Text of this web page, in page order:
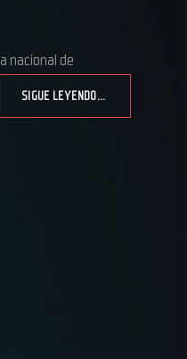
nacional de
SIGUE LEYENDO…